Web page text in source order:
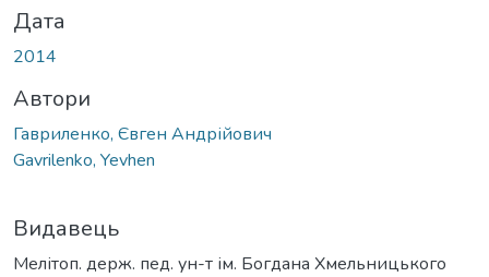
Дата
2014
Автори
Гавриленко, Євген Андрійович
Gavrilenko, Yevhen
Видавець
Мелітоп. держ. пед. ун-т ім. Богдана Хмельницького